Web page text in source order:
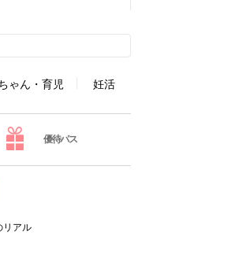
ゃん・育児 妊活
優待パス
リアル